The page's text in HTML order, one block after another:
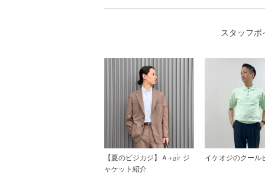
スタッフボ
【夏のビジカジ】Ａ+air ジ
ャケット紹介
イケオジのクール